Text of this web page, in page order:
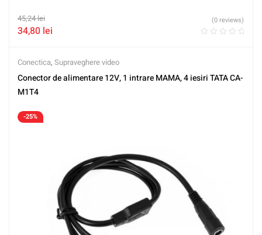
45,24lei
34,80 lei
(0 reviews)
Conectica, Supraveghere video
Conector de alimentare 12V, 1 intrare MAMA, 4 iesiri TATA CA-
M1T4
-25%